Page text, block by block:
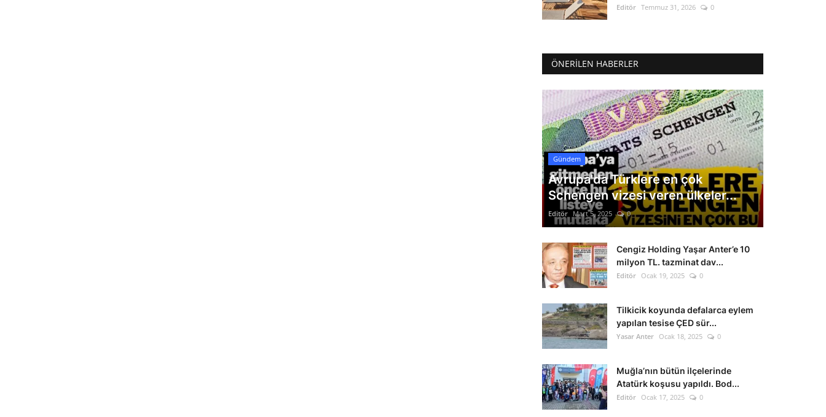
Editör Temmuz 31, 2026 0
ÖNERILEN HABERLER
Gündem
Avrupa'da Türklere en çok
Schengen vizesi veren ülkeler...
Editör Mart 5, 2025 0
Cengiz Holding Yaşar Anter’e 10
milyon TL. tazminat dav...
Editör Ocak 19, 2025 0
Tilkicik koyunda defalarca eylem
yapılan tesise ÇED sür...
Yasar Anter Ocak 18, 2025 0
Muğla’nın bütün ilçelerinde
Atatürk koşusu yapıldı. Bod...
Editör Ocak 17, 2025 0